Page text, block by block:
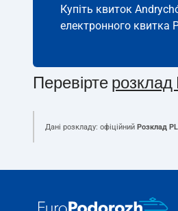
Купіть квиток
електронного квитка
Перевірте розклад
Дані розкладу: офіційний Розклад